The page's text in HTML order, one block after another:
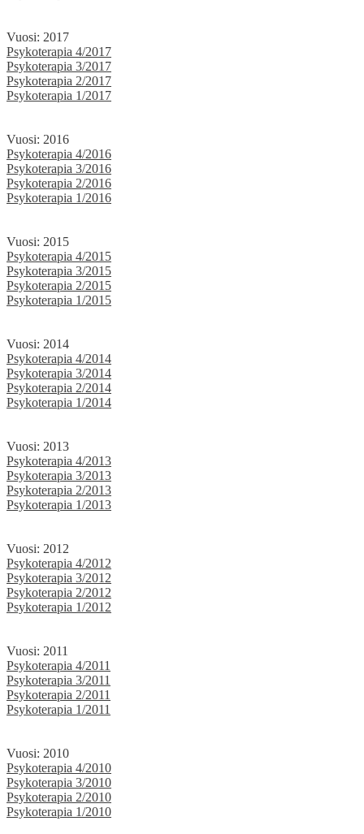
Vuosi: 2017
Psykoterapia 4/2017
Psykoterapia 3/2017
Psykoterapia 2/2017
Psykoterapia 1/2017
Vuosi: 2016
Psykoterapia 4/2016
Psykoterapia 3/2016
Psykoterapia 2/2016
Psykoterapia 1/2016
Vuosi: 2015
Psykoterapia 4/2015
Psykoterapia 3/2015
Psykoterapia 2/2015
Psykoterapia 1/2015
Vuosi: 2014
Psykoterapia 4/2014
Psykoterapia 3/2014
Psykoterapia 2/2014
Psykoterapia 1/2014
Vuosi: 2013
Psykoterapia 4/2013
Psykoterapia 3/2013
Psykoterapia 2/2013
Psykoterapia 1/2013
Vuosi: 2012
Psykoterapia 4/2012
Psykoterapia 3/2012
Psykoterapia 2/2012
Psykoterapia 1/2012
Vuosi: 2011
Psykoterapia 4/2011
Psykoterapia 3/2011
Psykoterapia 2/2011
Psykoterapia 1/2011
Vuosi: 2010
Psykoterapia 4/2010
Psykoterapia 3/2010
Psykoterapia 2/2010
Psykoterapia 1/2010